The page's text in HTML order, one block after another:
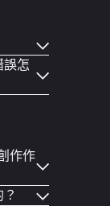
誤怎
作作